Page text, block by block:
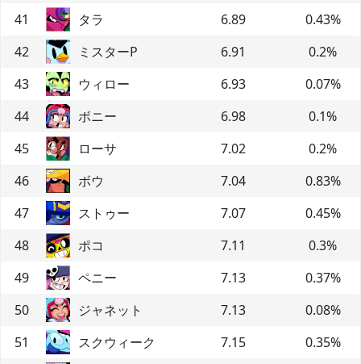
41
タラ 6.89 0.43%
42
ミスターP 6.91 0.2%
43
ウィロー 6.93 0.07%
44
ボニー 6.98 0.1%
45
ローサ 7.02 0.2%
46
ボウ 7.04 0.83%
47
ストゥー 7.07 0.45%
48
ポコ 7.11 0.3%
49
ペニー 7.13 0.37%
50
ジャネット 7.13 0.08%
51
スクウィーク 7.15 0.35%